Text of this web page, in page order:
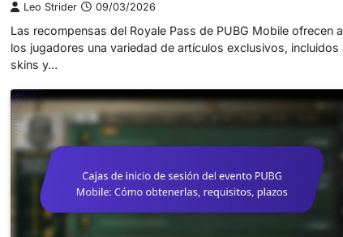
Leo Strider 09/03/2026
Las recompensas del Royale Pass de PUBG Mobile ofrecen a
los jugadores una variedad de artículos exclusivos, incluidos
skins y…